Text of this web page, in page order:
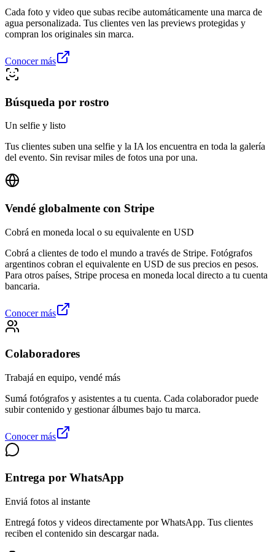
Cada foto y video que subas recibe automáticamente una marca de
agua personalizada. Tus clientes ven las previews protegidas y
compran los originales sin marca.
Conocer más
Búsqueda por rostro
Un selfie y listo
Tus clientes suben una selfie y la IA los encuentra en toda la galería
del evento. Sin revisar miles de fotos una por una.
Vendé globalmente con Stripe
Cobrá en moneda local o su equivalente en USD
Cobrá a clientes de todo el mundo a través de Stripe. Fotógrafos
argentinos cobran el equivalente en USD de sus precios en pesos.
Para otros países, Stripe procesa en moneda local directo a tu cuenta
bancaria.
Conocer más
Colaboradores
Trabajá en equipo, vendé más
Sumá fotógrafos y asistentes a tu cuenta. Cada colaborador puede
subir contenido y gestionar álbumes bajo tu marca.
Conocer más
Entrega por WhatsApp
Enviá fotos al instante
Entregá fotos y videos directamente por WhatsApp. Tus clientes
reciben el contenido sin descargar nada.